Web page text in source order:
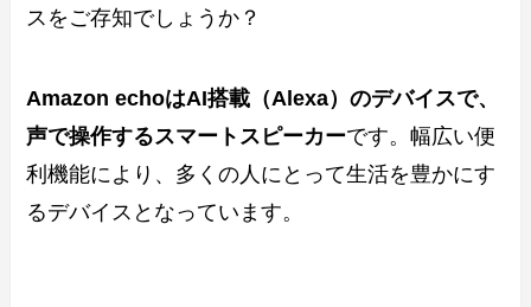
スをご存知でしょうか？
Amazon echoはAI搭載（Alexa）のデバイスで、
声で操作するスマートスピーカーです。幅広い便
利機能により、多くの人にとって生活を豊かにす
るデバイスとなっています。